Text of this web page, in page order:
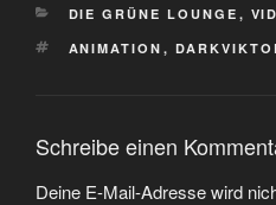
KATEGORIEN
DIE GRÜNE LOUNGE ,
SCHLAGWÖRTER
ANIMATION ,
Schreibe einen
Deine E-Mail-Adresse wird